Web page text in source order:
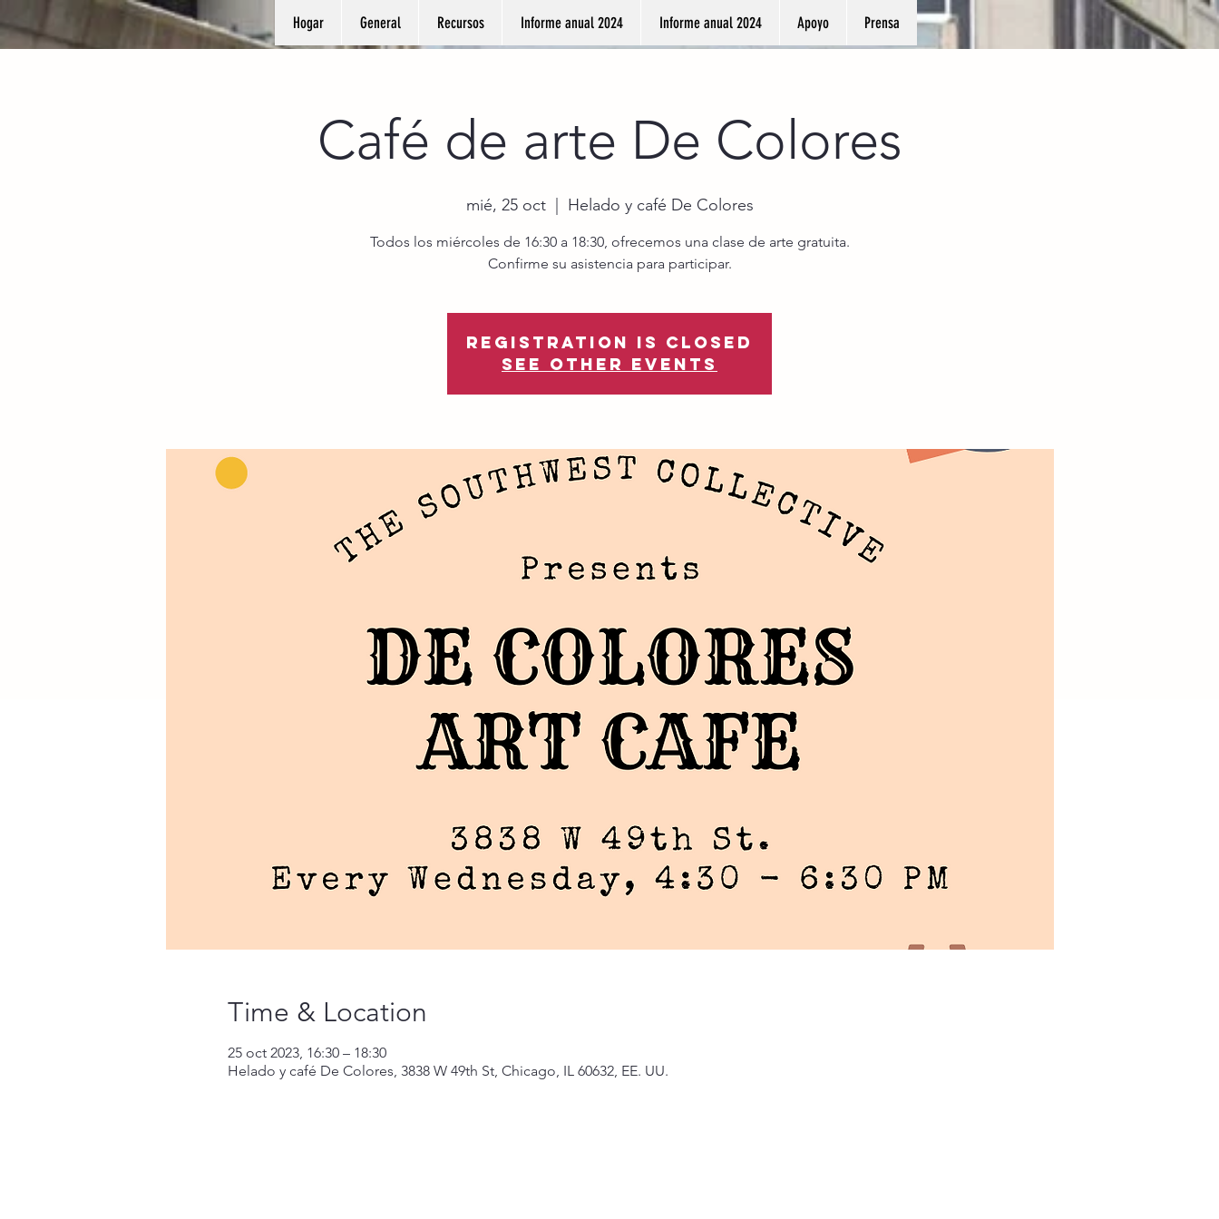
Hogar General Recursos Informe anual 2024 Informe anual 2024 Apoyo Prensa
Café de arte De Colores
mié, 25 oct
  |
Helado y café De Colores
Todos los miércoles de 16:30 a 18:30, ofrecemos una clase de arte gratuita.
Confirme su asistencia para participar.
Registration is closed
See other events
Time & Location
25 oct 2023, 16:30 – 18:30
Helado y café De Colores, 3838 W 49th St, Chicago, IL 60632, EE. UU.